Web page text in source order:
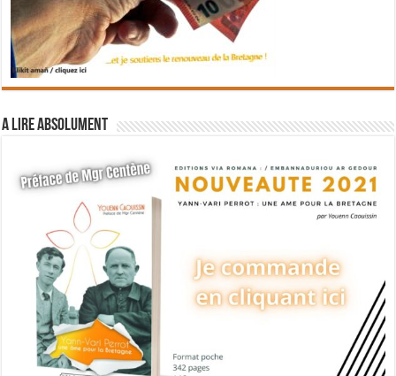
A lire absolument